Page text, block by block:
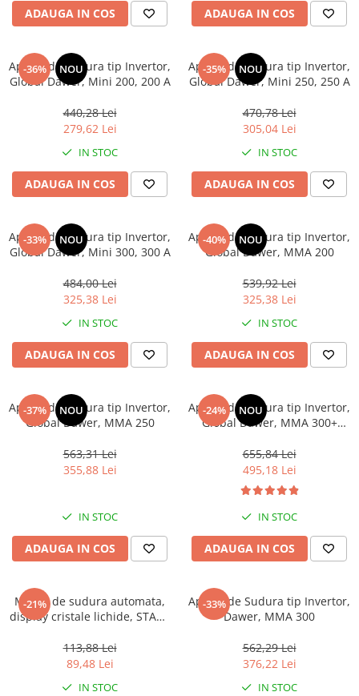
Acumulatori si incarcatoare
ADAUGA IN COS ADAUGA IN COS
-36% NOU
Aparat de Sudura tip Invertor,
Global Dawer, Mini 200, 200 A
440,28 Lei
279,62 Lei
IN STOC
ADAUGA IN COS
-35% NOU
Aparat de Sudura tip Invertor,
Global Dawer, Mini 250, 250 A
470,78 Lei
305,04 Lei
IN STOC
ADAUGA IN COS
-33% NOU
Aparat de Sudura tip Invertor,
Global Dawer, Mini 300, 300 A
484,00 Lei
325,38 Lei
IN STOC
ADAUGA IN COS
-40% NOU
Aparat de Sudura tip Invertor,
Global Dawer, MMA 200
539,92 Lei
325,38 Lei
IN STOC
ADAUGA IN COS
-37% NOU
Aparat de Sudura tip Invertor,
Global Dawer, MMA 250
563,31 Lei
355,88 Lei
IN STOC
ADAUGA IN COS
-24% NOU
Aparat de Sudura tip Invertor,
Global Dawer, MMA 300+
655,84 Lei
495,18 Lei
IN STOC
ADAUGA IN COS
-21%
Masca de sudura automata,
display cristale lichide, START
113,88 Lei
89,48 Lei
IN STOC
-33%
Aparat de Sudura tip Invertor,
Dawer, MMA 300
562,29 Lei
376,22 Lei
IN STOC